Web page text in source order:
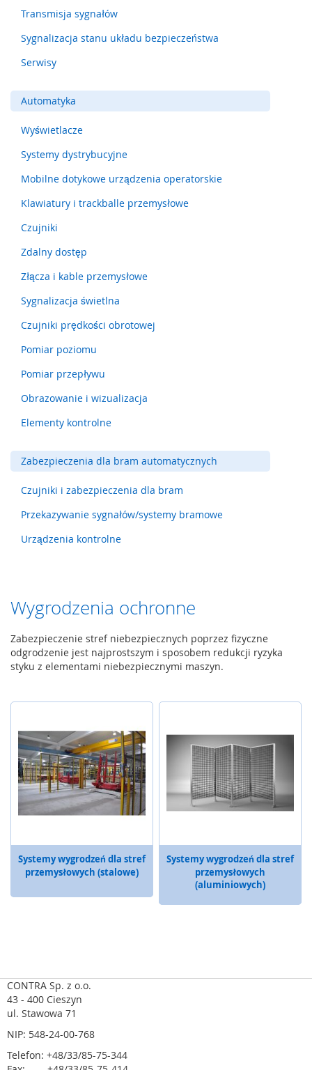
(
i
s
y
,
m
a
t
y
,
d
r
a
k
i
)
C
u
n
k
i
,
y
g
e
,
z
a
e
z
i
e
c
t
w
a
,
R
F
I
S
y
t
c
z
o
e
Wygrodzenia ochronne
Zabezpieczenie stref niebezpiecznych poprzez fizyczne
odgrodzenie jest najprostszym i sposobem redukcji ryzyka
styku z elementami niebezpiecznymi maszyn.
Systemy wygrodzeń dla stref
przemysłowych (stalowe)
Systemy wygrodzeń dla stref
przemysłowych
(aluminiowych)
Transmisja sygnałów
Sygnalizacja stanu układu bezpieczeństwa
Serwisy
Automatyka
Wyświetlacze
Systemy dystrybucyjne
Mobilne dotykowe urządzenia operatorskie
Klawiatury i trackballe przemysłowe
Czujniki
Zdalny dostęp
Złącza i kable przemysłowe
Sygnalizacja świetlna
Czujniki prędkości obrotowej
Pomiar poziomu
Pomiar przepływu
Obrazowanie i wizualizacja
Elementy kontrolne
Zabezpieczenia dla bram automatycznych
Czujniki i zabezpieczenia dla bram
Przekazywanie sygnałów/systemy bramowe
Urządzenia kontrolne
CONTRA Sp. z o.o.
43 - 400 Cieszyn
ul. Stawowa 71
NIP: 548-24-00-768
Telefon: +48/33/85-75-344